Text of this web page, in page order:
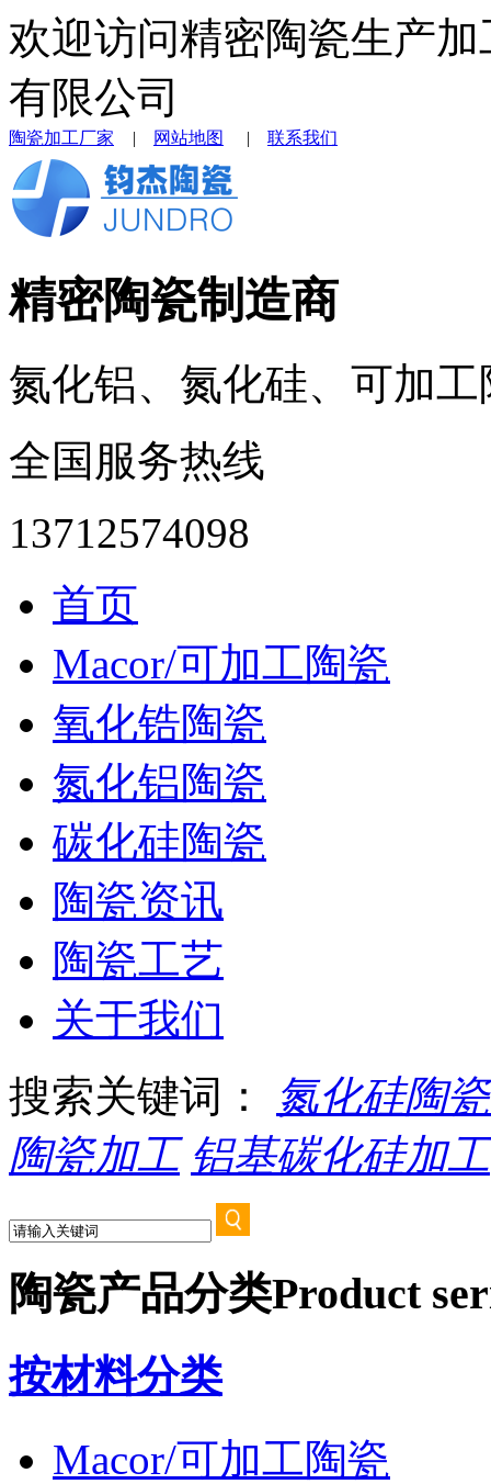
欢迎访问精密陶瓷生产
有限公司
陶瓷加工厂家 | 网站地图 | 联系我们
精密陶瓷制造商
氮化铝、氮化硅、可加
全国服务热线
13712574098
首页
Macor/可加工陶瓷
氧化锆陶瓷
氮化铝陶瓷
碳化硅陶瓷
陶瓷资讯
陶瓷工艺
关于我们
搜索关键词：
氮化硅陶
陶瓷加工 铝基碳化硅加工
陶瓷产品分类Product
按材料分类
Macor/可加工陶瓷